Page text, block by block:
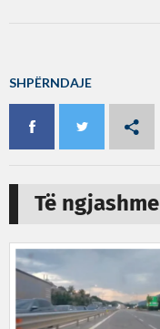
SHPËRNDAJE
Të ngjashme